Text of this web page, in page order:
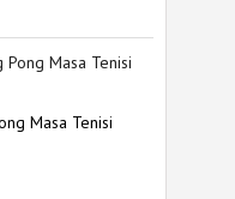
Masa Tenisi